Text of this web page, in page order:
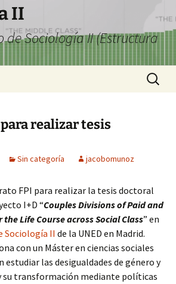
II
de Sociología II (Estructura
Buscar:
realizar tesis
Sin categoría jacobomunoz
FPI para realizar la tesis doctoral
I+D “Couples Divisions of Paid and
Life Course across Social Class” en
Sociología II de la UNED en Madrid.
con un Máster en ciencias sociales
estudiar las desigualdades de género y
su transformación mediante políticas